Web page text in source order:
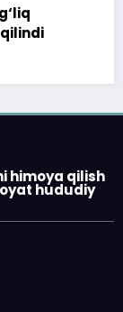
172 million
topshirilmadi…
himoya qilish
hududiy